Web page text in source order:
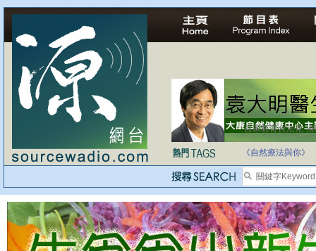
自家教育合法化-
《自然療法與你》